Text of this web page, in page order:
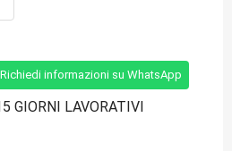
Richiedi informazioni su WhatsApp
GIORNI LAVORATIVI